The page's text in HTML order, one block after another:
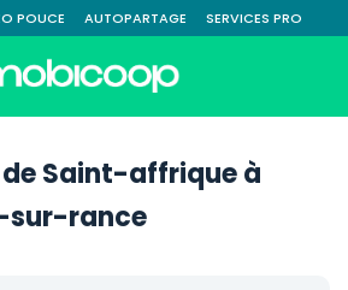
POUCE AUTOPARTAGE SERVICES PRO
Saint-affrique à
sur-rance